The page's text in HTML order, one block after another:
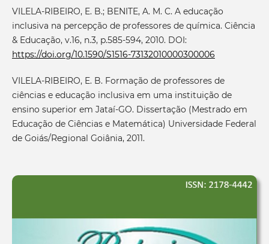
VILELA-RIBEIRO, E. B.; BENITE, A. M. C. A educação
inclusiva na percepção de professores de química. Ciência
& Educação, v.16, n.3, p.585-594, 2010. DOI:
https://doi.org/10.1590/S1516-73132010000300006
VILELA-RIBEIRO, E. B. Formação de professores de
ciências e educação inclusiva em uma instituição de
ensino superior em Jataí-GO. Dissertação (Mestrado em
Educação de Ciências e Matemática) Universidade Federal
de Goiás/Regional Goiânia, 2011.